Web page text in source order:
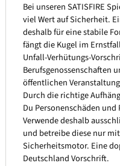
Bei unseren SATISFIRE
viel Wert auf Sicherheit.
deshalb für eine stabile
fängt die Kugel im
Unfall-Verhütungs-
Berufsgenossenschaften
öffentlichen
Durch die richtige
Du Personenschäden
Verwende deshalb
und betreibe diese nur
Sicherheitsmotor. Eine
Deutschland Vorschrift.